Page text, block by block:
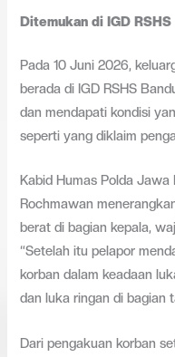
Ditemukan di IGD RSHS
Pada 10 Juni 2026,
berada di IGD RSHS
dan mendapati kondisi
seperti yang diklaim
Kabid Humas Polda
Rochmawan
berat di bagian kepala,
“Setelah itu pelapor
korban dalam keadaan
dan luka ringan di bagian
Dari pengakuan korban